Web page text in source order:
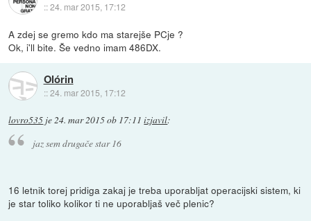
::24. mar 2015, 17:12
A zdej se gremo kdo ma starejše PCje ?
Ok, i'll bite. Še vedno imam 486DX.
Olórin
::24. mar 2015, 17:12
lovro535 je24. mar 2015 ob 17:11 izjavil:
jaz sem drugače star 16
16 letnik torej pridiga zakaj je treba uporabljat operacijski sistem, ki
je star toliko kolikor ti ne uporabljaš več plenic?